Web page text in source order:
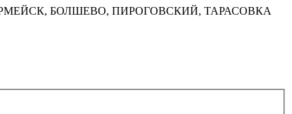
БОЛШЕВО, ПИРОГОВСКИЙ, ТАРАСОВКА